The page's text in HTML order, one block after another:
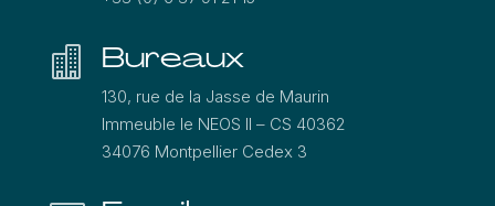
 Bureaux
130, rue de la Jasse de Maurin
Immeuble le NEOS ΙΙ – CS 40362
34076 Montpellier Cedex 3